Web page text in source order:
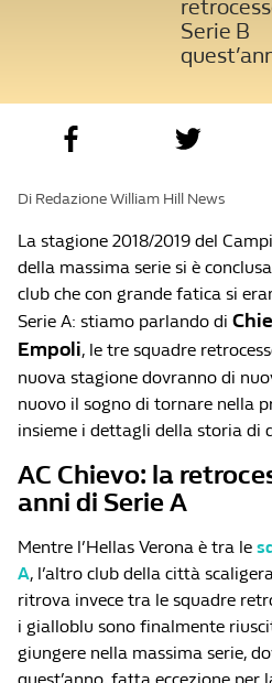
Serie B
Di Redazione William Hill News
La stagione 2018/2019 del
della massima serie si è
club che con grande fatica si
Serie A: stiamo parlando di
Empoli, le tre squadre
nuova stagione dovranno di
nuovo il sogno di tornare nella
insieme i dettagli della storia di
AC Chievo: la
anni di Serie A
Mentre l’Hellas Verona è tra le
A, l’altro club della città
ritrova invece tra le squadre
i gialloblu sono finalmente
giungere nella massima serie,